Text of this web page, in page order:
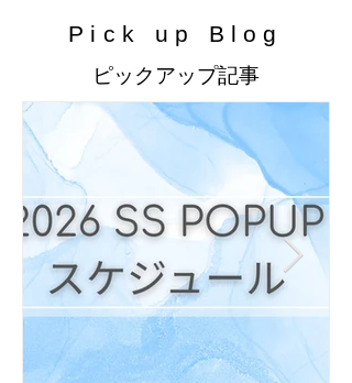
​Pick up Blog
​ピックアップ記事